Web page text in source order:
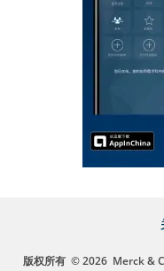
版权所有 © 2026 Merck &